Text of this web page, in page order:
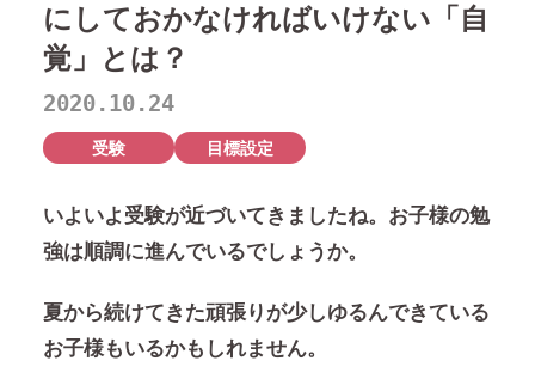
にしておかなければいけない「自
覚」とは？
2020.10.24
受験 目標設定
いよいよ受験が近づいてきましたね。お子様の勉
強は順調に進んでいるでしょうか。
夏から続けてきた頑張りが少しゆるんできている
お子様もいるかもしれません。